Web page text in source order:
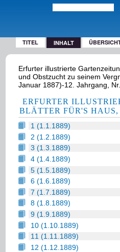
TITEL INHALT
Erfurter illustrierte
und Obstzucht zu seinem
Januar 1887)-12. Jahrgang,
ERFURTER
BLÄTTER FÜR'S
1 (1.1.1889)
2 (1.2.1889)
3 (1.3.1889)
4 (1.4.1889)
5 (1.5.1889)
6 (1.6.1889)
7 (1.7.1889)
8 (1.8.1889)
9 (1.9.1889)
10 (1.10.1889)
11 (1.11.1889)
12 (1.12.1889)